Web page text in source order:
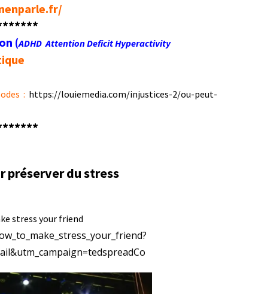
(ADHD Attention Deficit Hyperactivity
: https://louiemedia.com/injustices-2/ou-peut-
préserverdu stress
stress your friend